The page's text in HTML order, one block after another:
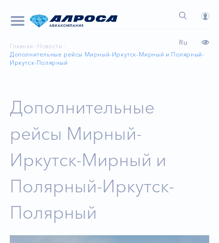
Ru
Главная
Новости
Дополнительные рейсы Мирный-Иркутск-Мирный и Полярный-
Иркутск-Полярный
Дополнительные
рейсы Мирный-
Иркутск-Мирный и
Полярный-Иркутск-
Полярный